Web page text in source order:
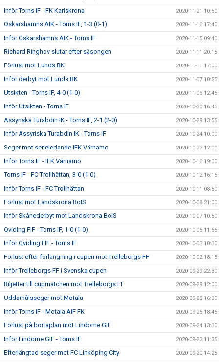
Inför Torns IF - FK Karlskrona 2020-11-21 10:50
Oskarshamns AIK - Torns IF, 1-3 (0-1) 2020-11-16 17:40
Inför Oskarshamns AIK - Torns IF 2020-11-15 09:40
Richard Ringhov slutar efter säsongen 2020-11-11 20:15
Förlust mot Lunds BK 2020-11-11 17:00
Inför derbyt mot Lunds BK 2020-11-07 10:55
Utsikten - Torns IF, 4-0 (1-0) 2020-11-06 12:45
Inför Utsikten - Torns IF 2020-10-30 16:45
Assyriska Turabdin IK - Torns IF, 2-1 (2-0) 2020-10-29 13:55
Inför Assyriska Turabdin IK - Torns IF 2020-10-24 10:00
Seger mot serieledande IFK Värnamo 2020-10-22 12:00
Inför Torns IF - IFK Värnamo 2020-10-16 19:00
Torns IF - FC Trollhättan, 3-0 (1-0) 2020-10-12 16:15
Inför Torns IF - FC Trollhättan 2020-10-11 08:50
Förlust mot Landskrona BoIS 2020-10-08 21:00
Inför Skånederbyt mot Landskrona BoIS 2020-10-07 10:50
Qviding FIF - Torns IF, 1-0 (1-0) 2020-10-05 11:55
Inför Qviding FIF - Torns IF 2020-10-03 10:30
Förlust efter förlängning i cupen mot Trelleborgs FF 2020-10-02 18:15
Inför Trelleborgs FF i Svenska cupen 2020-09-29 22:30
Biljetter till cupmatchen mot Trelleborgs FF 2020-09-29 12:00
Uddamålsseger mot Motala 2020-09-28 16:30
Inför Torns IF - Motala AIF FK 2020-09-25 18:45
Förlust på bortaplan mot Lindome GIF 2020-09-24 13:30
Inför Lindome GIF - Torns IF 2020-09-23 11:35
Efterlängtad seger mot FC Linköping City 2020-09-20 14:25